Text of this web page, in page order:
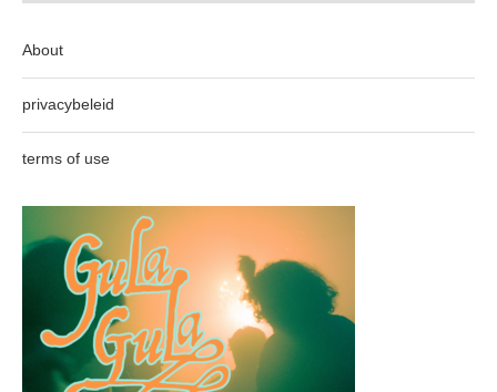
About
privacybeleid
terms of use